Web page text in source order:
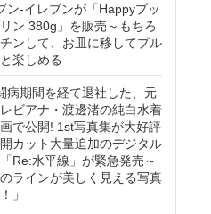
ン‐イレブンが「Happyプッ
ン 380g」を販売～もちろ
ンして、お皿に移してプル
楽しめる
病期間を経て退社した、元
ビアナ・渡邊渚の純白水着
で公開! 1st写真集が大好評
カット大量追加のデジタル
Re:水平線」が緊急発売～
のラインが美しく見える写真
」